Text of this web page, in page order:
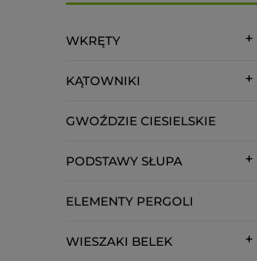
WKRĘTY
KĄTOWNIKI
GWOŹDZIE CIESIELSKIE
PODSTAWY SŁUPA
ELEMENTY PERGOLI
WIESZAKI BELEK